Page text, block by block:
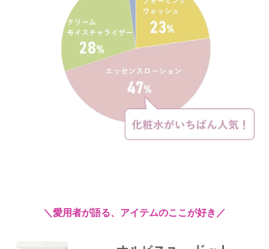
＼愛用者が語る、アイテムのここが好き／